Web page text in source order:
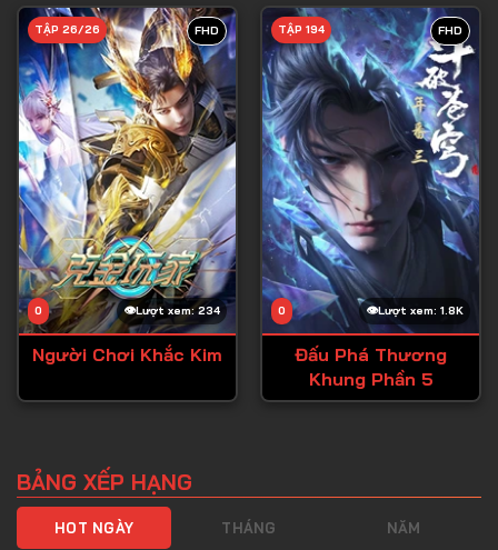
FHD
Lượt xem: 234
0
TẬP 26/26
Người Chơi Khắc Kim
FHD
Lượt xem: 1.8K
0
TẬP 194
Đấu Phá Thương
Khung Phần 5
BẢNG XẾP HẠNG
HOT NGÀY THÁNG NĂM